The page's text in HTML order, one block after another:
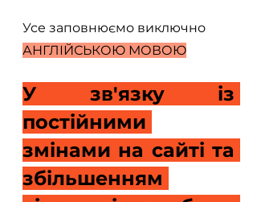
Усе заповнюємо виключно
АНГЛІЙСЬКОЮ МОВОЮ
У зв'язку із
постійними
змінами на сайті та
збільшенням